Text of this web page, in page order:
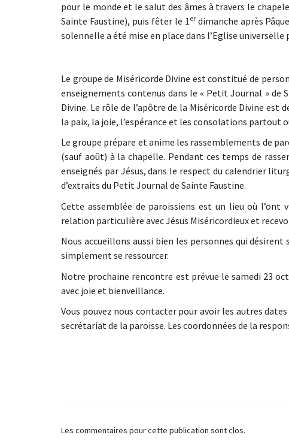
pour le monde et le salut des âmes à travers le
Sainte Faustine), puis fêter le 1erdimanche après
solennelle a été mise en place dans l’Eglise universelle
Le groupe de Miséricorde Divine est constitué de
enseignements contenus dans le « Petit Journal »
Divine. Le rôle de l’apôtre de la Miséricorde Divine est
la paix, la joie, l’espérance et les consolations partout
Le groupe prépare et anime les rassemblements de
(sauf août) à la chapelle. Pendant ces temps de
enseignés par Jésus, dans le respect du calendrier
d’extraits du Petit Journal de Sainte Faustine.
Cette assemblée de paroissiens est un lieu où l’ont
relation particulière avec Jésus Miséricordieux et
Nous accueillons aussi bien les personnes qui
simplement se ressourcer.
Notre prochaine rencontre est prévue le samedi 23
avec joie et bienveillance.
Vous pouvez nous contacter pour avoir les autres
secrétariat de la paroisse. Les coordonnées de la
Les commentaires pour cette publication sont clos.